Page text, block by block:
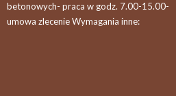
betonowych- praca w godz. 7.00-15.00-
umowa zlecenie Wymagania inne: